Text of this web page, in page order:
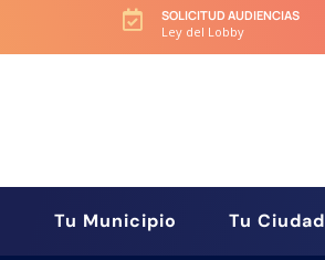

SOLICITUD AUDIENCIAS
Ley del Lobby
Tu Municipio Tu Ciudad